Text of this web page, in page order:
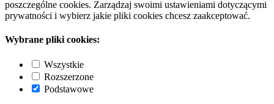
poszczególne cookies. Zarządzaj swoimi ustawieniami dotyczącymi
prywatności i wybierz jakie pliki cookies chcesz zaakceptować.
Wybrane pliki cookies:
Wszystkie
Rozszerzone
Podstawowe